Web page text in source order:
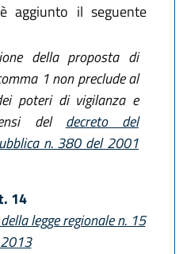
aggiunto il seguente
della proposta di
1 non preclude al
poteri di vigilanza e
del decreto del
n. 380 del 2001
14
legge regionale n. 15